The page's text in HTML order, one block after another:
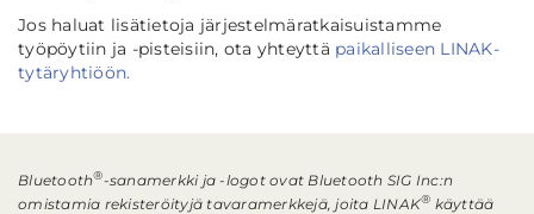
Jos haluat lisätietoja järjestelmäratkaisuistamme
työpöytiin ja -pisteisiin, ota yhteyttä paikalliseen LINAK-
tytäryhtiöön.
Bluetooth®-sanamerkki ja -logot ovat Bluetooth SIG Inc:n
omistamia rekisteröityjä tavaramerkkejä, joita LINAK® käyttää